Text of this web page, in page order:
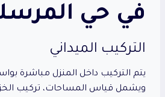
في حي
التركيب الميداني
يتم التركيب داخل المنزل مباشرة
ويشمل قياس المساحات، تركيب